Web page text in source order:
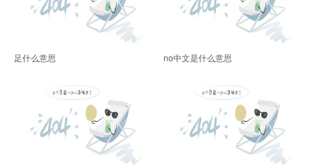
足什么意思 no中文是什么意思